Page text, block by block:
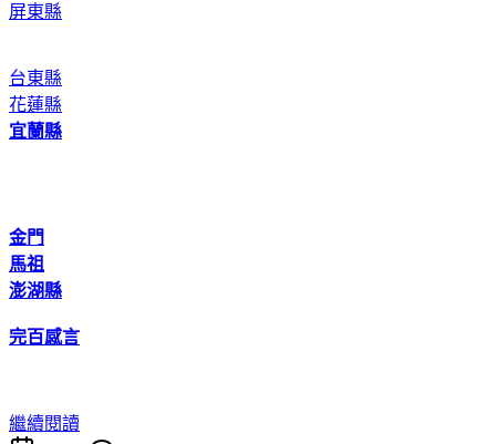
屏東縣
台東縣
花蓮縣
宜蘭縣
金門
馬祖
澎湖縣
完百感言
繼續閱讀